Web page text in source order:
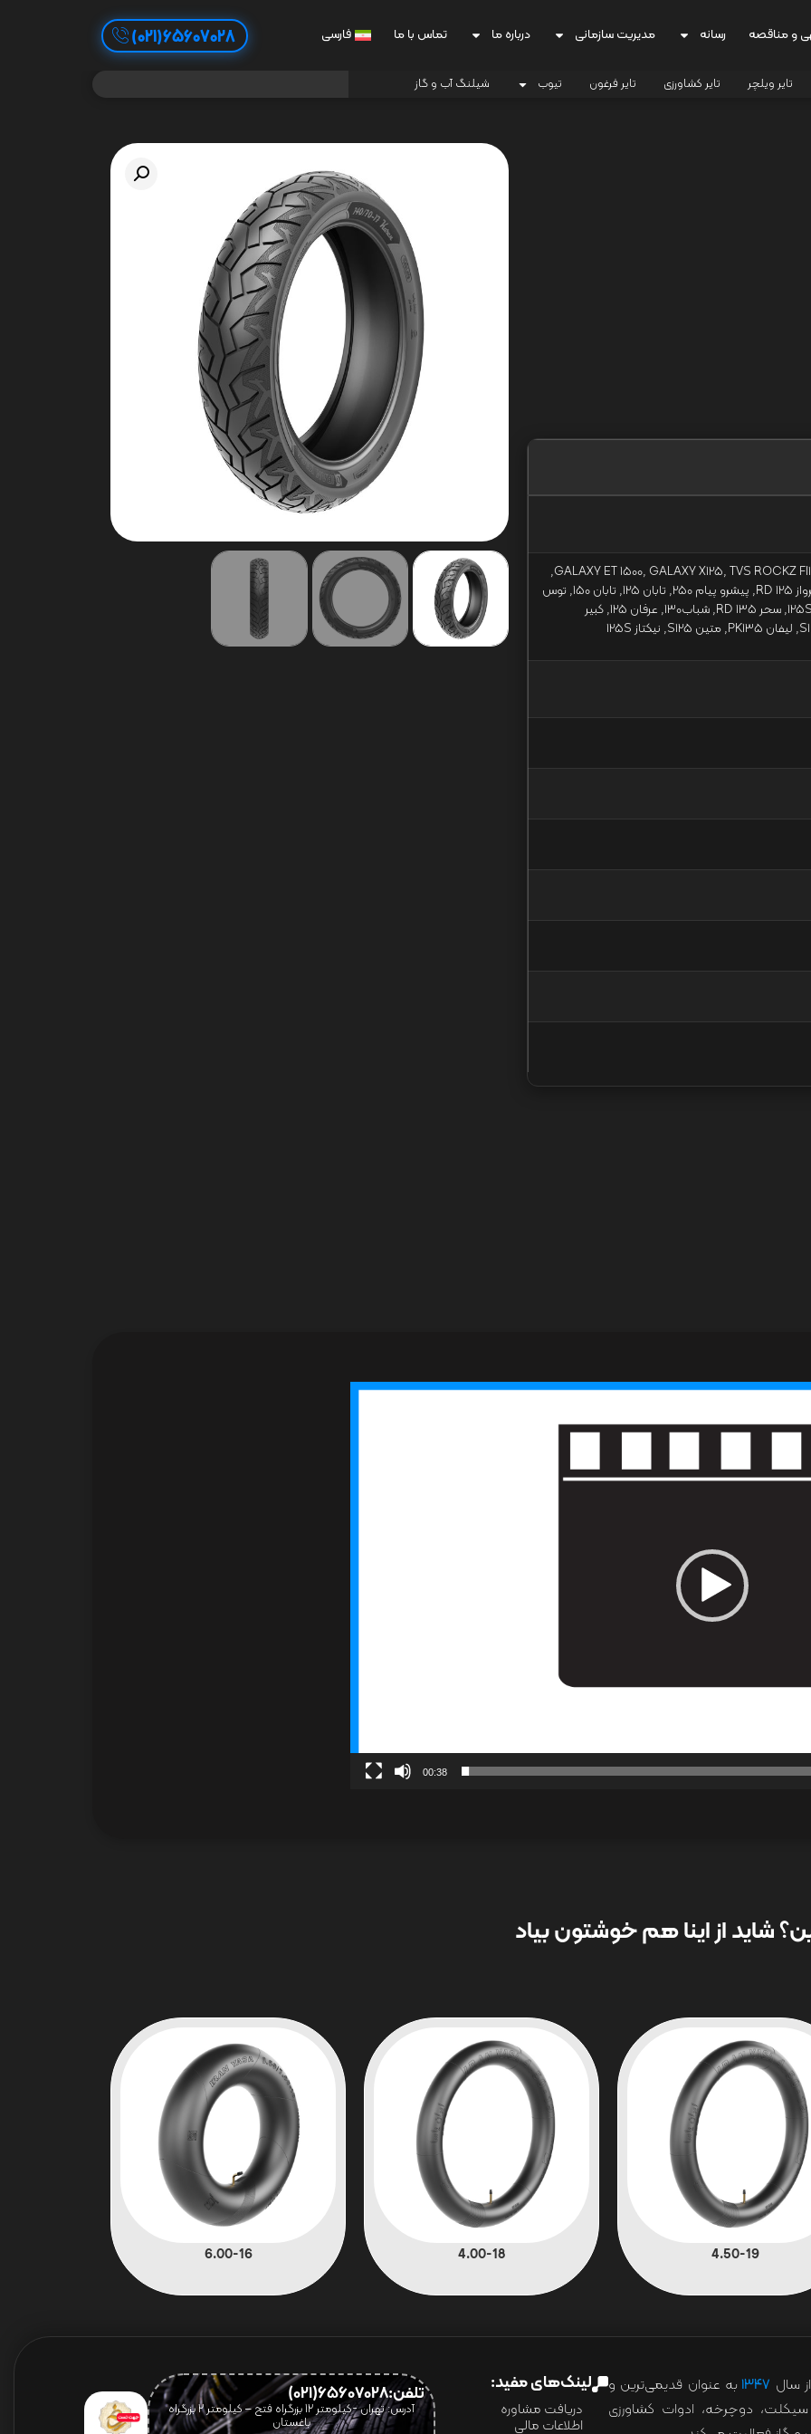
و مناقصه رسانه مدیریت سازمانی درباره ما تماس با ما فارسی 65607028(021)
تایر ویلچر تایر کشاورزی تایر فرغون تیوب شیلنگ آب و گاز
GALAXY ET 1500, GALAXY X125, TVS ROCKZ FI125, WESTERANO-WY150-67,
احسان RD 125, اشیل DY 125, پرواز RD 125, پیشرو پیام 250, تابان 125, تابان 150, توس
نو 125X3, جهان تند K125, زمرد 125S, سحر RD 135, شباب130, عرفان 125, کبیر
00:38
شاید از اینا هم خوشتون بیاد
4.50-19
4.00-18
6.00-16
از سال ۱۳۴۷ به عنوان قدیمی‌ترین و
سیکلت، دوچرخه، ادوات کشاورزی
لینک‌های مفید:
دریافت مشاوره
اطلاعات مالی
تلفن:65607028(021)
آدرس: تهران -کیلومتر 12 بزرگراه فتح – کیلومتر ۲ بزرگراه
باغستان